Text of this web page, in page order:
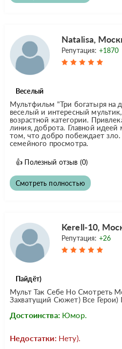
Natalisa,
Репутация: +1870
Веселый
Мультфильм "Три богатыря на
веселый и интересный
возрастной категории.
линия, доброта. Главной идеей
том, что добро побеждает
семейного просмотра.
👍 Полезный отзыв (0)
Смотреть полностью
Kerell-10,
Репутация: +26
Пайдёт)
Мульт Так Себе Но Смотреть
Захватущий Сюжет) Все Герои)
Достоинства: Юмор.
Недостатки: Нету).